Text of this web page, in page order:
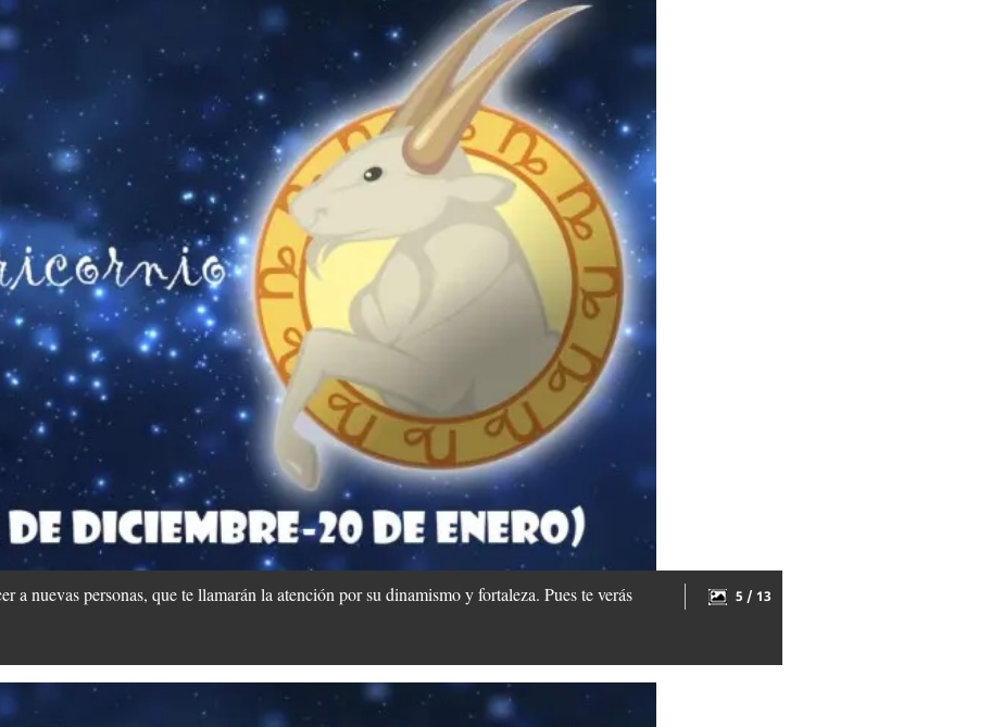
a nuevas personas, que te llamarán la atención por su dinamismo y fortaleza. Pues te verás
5 / 13